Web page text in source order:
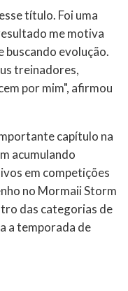
título. Foi uma
me motiva
buscando evolução.
treinadores,
por mim", afirmou
capítulo na
acumulando
em competições
no Mormaii Storm
das categorias de
a temporada de